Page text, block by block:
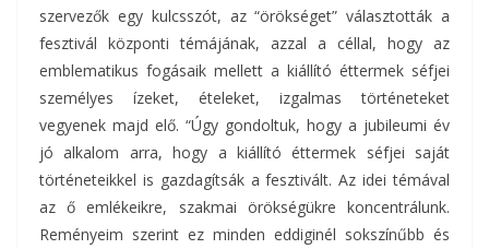
szervezők egy kulcsszót, az “örökséget” választották a
fesztivál központi témájának, azzal a céllal, hogy az
emblematikus fogásaik mellett a kiállító éttermek séfjei
személyes ízeket, ételeket, izgalmas történeteket
vegyenek majd elő. “Úgy gondoltuk, hogy a jubileumi év
jó alkalom arra, hogy a kiállító éttermek séfjei saját
történeteikkel is gazdagítsák a fesztivált. Az idei témával
az ő emlékeikre, szakmai örökségükre koncentrálunk.
Reményeim szerint ez minden eddiginél sokszínűbb és